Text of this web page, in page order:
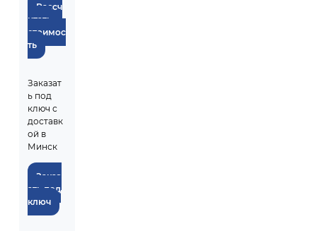
Рассч
итать
стоимос
ть
Заказат
ь под
ключ с
доставк
ой в
Минск
Заказ
ать под
ключ